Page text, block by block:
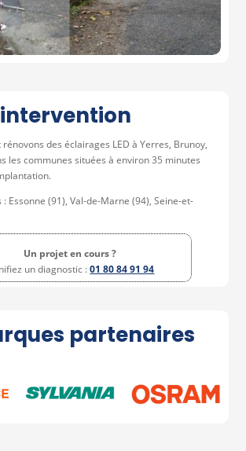
des éclairages LED à Yerres, Brunoy,
les communes situées à environ 35 minutes
Essonne (91), Val-de-Marne (94), Seine-et-
Un projet en cours ?
un diagnostic :01 80 84 91 94
partenaires